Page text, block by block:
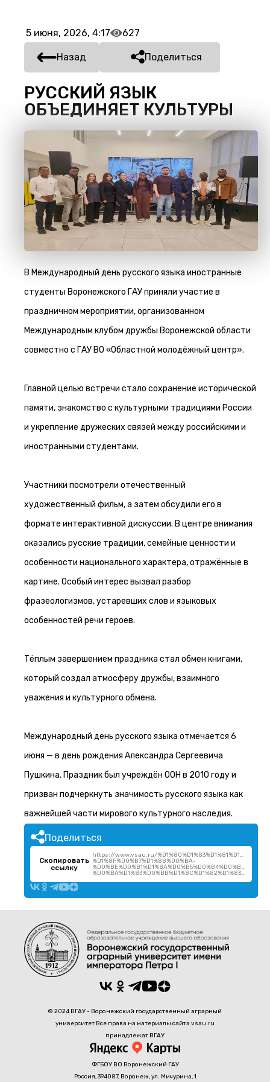
5 июня, 2026, 4:17 627
Назад Поделиться
РУССКИЙ ЯЗЫК
ОБЪЕДИНЯЕТ КУЛЬТУРЫ
В Международный день русского языка иностранные
студенты Воронежского ГАУ приняли участие в
праздничном мероприятии, организованном
Международным клубом дружбы Воронежской области
совместно с ГАУ ВО «Областной молодёжный центр».
Главной целью встречи стало сохранение исторической
памяти, знакомство с культурными традициями России
и укрепление дружеских связей между российскими и
иностранными студентами.
Участники посмотрели отечественный
художественный фильм, а затем обсудили его в
формате интерактивной дискуссии. В центре внимания
оказались русские традиции, семейные ценности и
особенности национального характера, отражённые в
картине. Особый интерес вызвал разбор
фразеологизмов, устаревших слов и языковых
особенностей речи героев.
Тёплым завершением праздника стал обмен книгами,
который создал атмосферу дружбы, взаимного
уважения и культурного обмена.
Международный день русского языка отмечается 6
июня — в день рождения Александра Сергеевича
Пушкина. Праздник был учреждён ООН в 2010 году и
призван подчеркнуть значимость русского языка как
важнейшей части мирового культурного наследия.
Поделиться
Скопировать
ссылку
https://www.vsau.ru/
%D1%8F%D0%B7%D1%8B%D0%BA-
%D0%BA%D1%83%D0%BB%D1%8C%D1%82%D1%83%D1%80%D1%8B/
© 2024 ВГАУ - Воронежский государственный аграрный
университет Все права на материалы сайта vsau.ru
принадлежат ВГАУ
ФГБОУ ВО Воронежский ГАУ
Россия, 394087, Воронеж, ул. Мичурина, 1